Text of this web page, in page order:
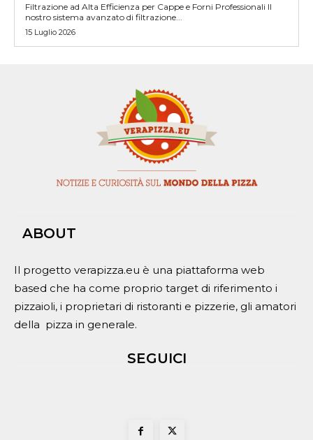
Filtrazione ad Alta Efficienza per Cappe e Forni Professionali Il
nostro sistema avanzato di filtrazione...
15 Luglio 2026
ABOUT
Il progetto verapizza.eu è una piattaforma web
based che ha come proprio target di riferimento i
pizzaioli, i proprietari di ristoranti e pizzerie, gli amatori
della pizza in generale.
SEGUICI